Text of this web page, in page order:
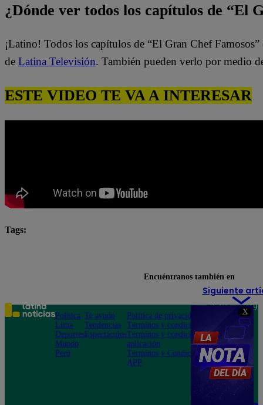
X
¿Dónde ver todos los capítulos de “El
¡Latino! Todos los capítulos de “El Gran Chef
de Latina Televisión. También pueden verlo por medio
ESTE VIDEO TE VA A INTERESAR
Tags:
Siguiente
Encuéntranos también en
Política
Lima
Deportes
Mundo
Perú
Te ayudo
Tendencias
Espectáculos
Política de privacidad
Términos y condiciones
Términos y condiciones
aplicación
Términos y Condiciones
APP
Teléfono: 219
Av. San
Felipe 968
Jesús María